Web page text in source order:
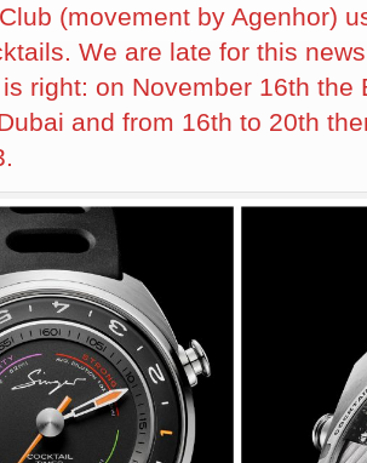
(movement by Agenhor)
We are late for this
right: on November 16th the
and from 16th to 20th